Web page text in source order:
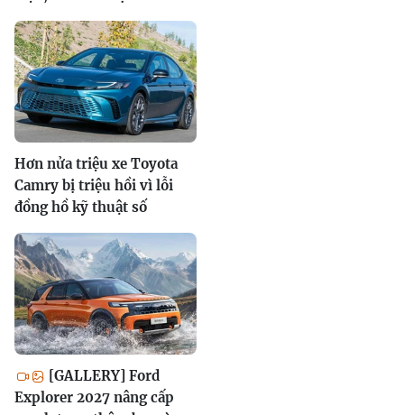
Hơn nửa triệu xe Toyota
Camry bị triệu hồi vì lỗi
đồng hồ kỹ thuật số
[GALLERY] Ford
Explorer 2027 nâng cấp